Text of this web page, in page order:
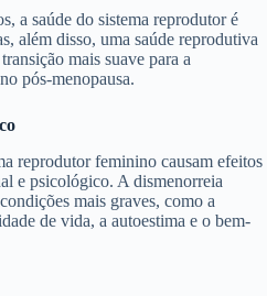
a saúde do sistema reprodutor é
além disso, uma saúde reprodutiva
mais suave para a
pós-menopausa.
reprodutor feminino causam efeitos
e psicológico. A dismenorreia
mais graves, como a
de vida, a autoestima e o bem-